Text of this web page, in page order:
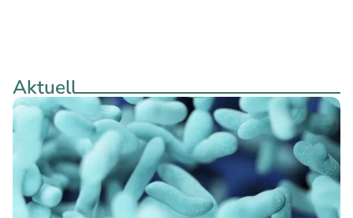
Aktuell